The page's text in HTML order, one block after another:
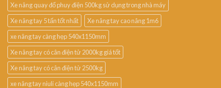
Xe nâng quay đổ phuy điện 500kg sử dụng trong nhà máy
Xe nâng tay 5 tấn tốt nhất
Xe nâng tay cao nâng 1m6
xe nâng tay càng hẹp 540x1150mm
Xe nâng tay có cân điện tử 2000kg giá tốt
Xe nâng tay có cân điện tử 2500kg
xe nâng tay niuli càng hẹp 540x1150mm